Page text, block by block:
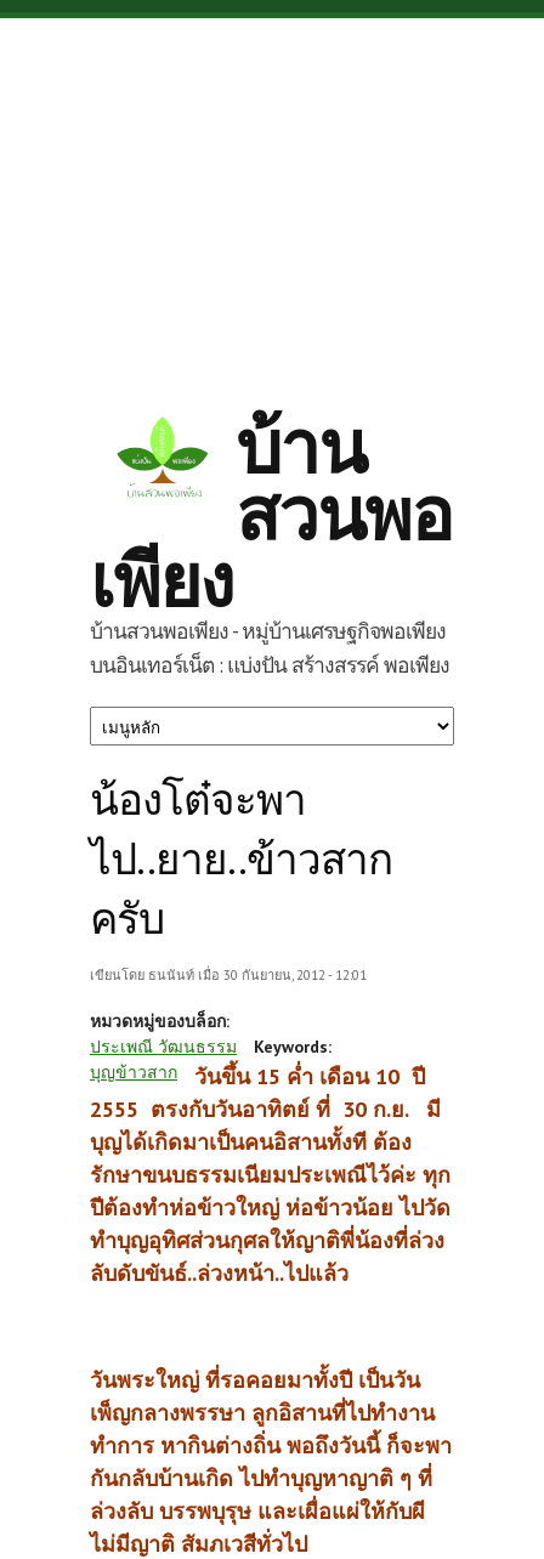
Skip to main content
บ้าน
สวนพอ
เพียง
บ้านสวนพอเพียง - หมู่บ้านเศรษฐกิจพอเพียง
บนอินเทอร์เน็ต : แบ่งปัน สร้างสรรค์ พอเพียง
น้องโต๋จะพา
ไป..ยาย..ข้าวสาก
ครับ
เขียนโดย ธนนันท์ เมื่อ 30 กันยายน, 2012 - 12:01
หมวดหมู่ของบล็อก:
ประเพณี วัฒนธรรม
Keywords:
บุญข้าวสาก
วันขึ้น 15 ค่ำ เดือน 10 ปี
2555 ตรงกับวันอาทิตย์ ที่ 30 ก.ย. มี
บุญได้เกิดมาเป็นคนอิสานทั้งที ต้อง
รักษาขนบธรรมเนียมประเพณีไว้ค่ะ ทุก
ปีต้องทำห่อข้าวใหญ่ ห่อข้าวน้อย ไปวัด
ทำบุญอุทิศส่วนกุศลให้ญาติพี่น้องที่ล่วง
ลับดับขันธ์..ล่วงหน้า..ไปแล้ว
วันพระใหญ่ ที่รอคอยมาทั้งปี เป็นวัน
เพ็ญกลางพรรษา ลูกอิสานที่ไปทำงาน
ทำการ หากินต่างถิ่น พอถึงวันนี้ ก็จะพา
กันกลับบ้านเกิด ไปทำบุญหาญาติ ๆ ที่
ล่วงลับ บรรพบุรุษ และเผื่อแผ่ให้กับผี
ไม่มีญาติ สัมภเวสีทั่วไป